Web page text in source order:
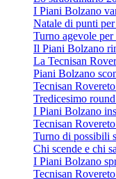
I Piani Bolzano
Natale di punti
Turno agevole
Il Piani Bolzano
La Tecnisan
Piani Bolzano
Tecnisan
Tredicesimo
I Piani Bolzano
Tecnisan
Turno di possibili
Chi scende e chi
I Piani Bolzano
Tecnisan